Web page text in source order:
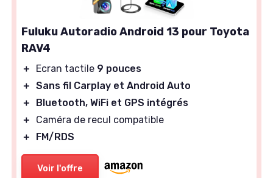
Fuluku Autoradio Android 13 pour Toyota
RAV4
＋ Ecran tactile 9 pouces
＋ Sans fil Carplay et Android Auto
＋
Bluetooth, WiFi et GPS intégrés
＋
Caméra de recul compatible
＋
FM/RDS
Voir l'offre